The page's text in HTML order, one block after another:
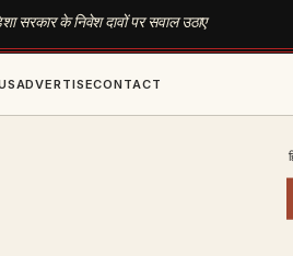
सरकार के निवेश दावों पर सवाल उठाए
ADVERTISECONTACT